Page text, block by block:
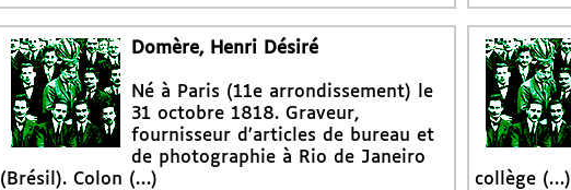
Domère, Henri Désiré
Né à Paris (11e arrondissement) le
31 octobre 1818. Graveur,
fournisseur d’articles de bureau et
de photographie à Rio de Janeiro
(Brésil). Colon (…)
collège (…)